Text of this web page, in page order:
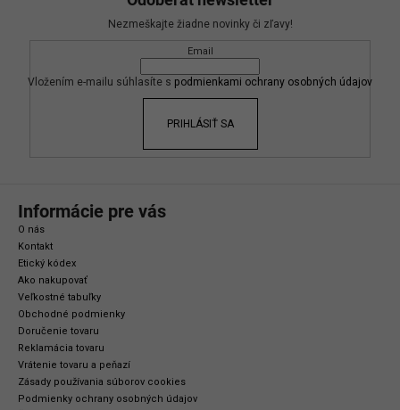
Nezmeškajte žiadne novinky či zľavy!
Email
Vložením e-mailu súhlasíte s podmienkami ochrany osobných údajov
PRIHLÁSIŤ SA
Informácie pre vás
O nás
Kontakt
Etický kódex
Ako nakupovať
Veľkostné tabuľky
Obchodné podmienky
Doručenie tovaru
Reklamácia tovaru
Vrátenie tovaru a peňazí
Zásady používania súborov cookies
Podmienky ochrany osobných údajov